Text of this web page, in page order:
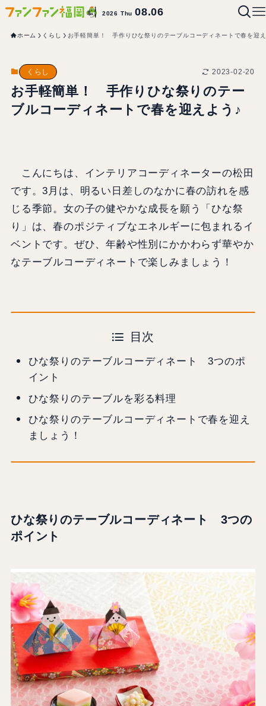
2026 Thu08.06
ホーム くらし お手軽簡単！ 手作りひな祭りのテーブルコーディネートで春を迎
くらし 2023-02-20
お手軽簡単！ 手作りひな祭りのテー
ブルコーディネートで春を迎えよう♪
こんにちは、インテリアコーディネーターの松田
です。3月は、明るい日差しのなかに春の訪れを感
じる季節。女の子の健やかな成長を願う「ひな祭
り」は、春のポジティブなエネルギーに包まれるイ
ベントです。ぜひ、年齢や性別にかかわらず華やか
なテーブルコーディネートで楽しみましょう！
目次
ひな祭りのテーブルコーディネート 3つのポ
イント
ひな祭りのテーブルを彩る料理
ひな祭りのテーブルコーディネートで春を迎え
ましょう！
ひな祭りのテーブルコーディネート 3つの
ポイント